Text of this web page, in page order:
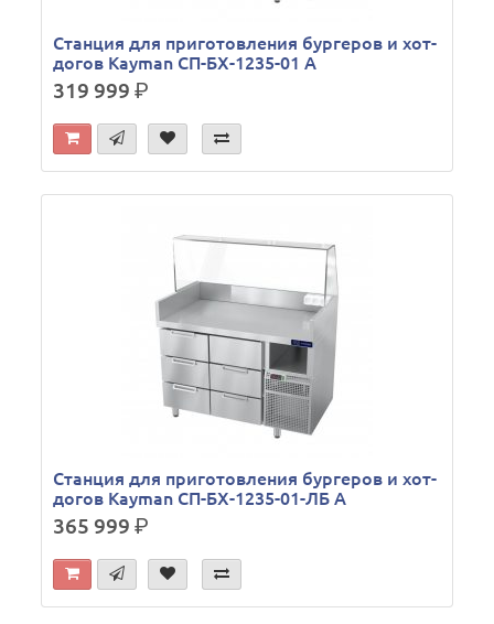
Станция для приготовления бургеров и хот-
догов Kayman СП-БХ-1235-01 А
319 999р.
Станция для приготовления бургеров и хот-
догов Kayman СП-БХ-1235-01-ЛБ А
365 999р.